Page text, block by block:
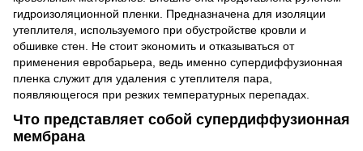
гидроизоляционной пленки. Предназначена для изоляции
утеплителя, используемого при обустройстве кровли и
обшивке стен. Не стоит экономить и отказываться от
применения евробарьера, ведь именно супердиффузионная
пленка служит для удаления с утеплителя пара,
появляющегося при резких температурных перепадах.
Что представляет собой супердиффузионная
мембрана